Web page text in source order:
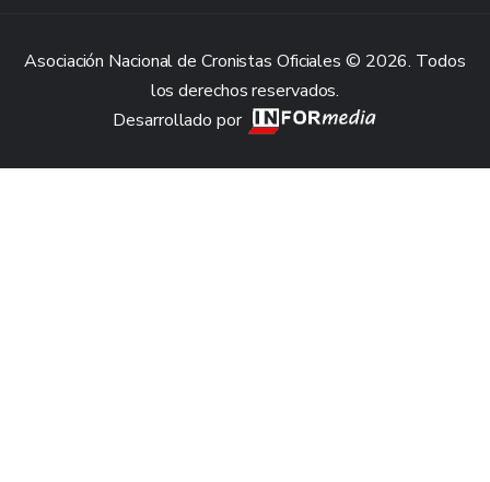
Asociación Nacional de Cronistas Oficiales © 2026. Todos
los derechos reservados.
Desarrollado por